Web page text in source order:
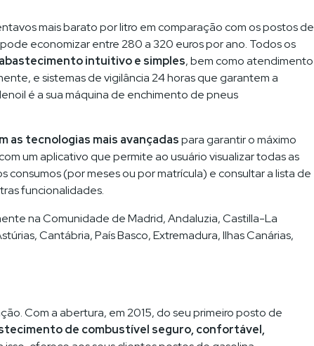
mais barato por litro em comparação com os postos de
economizar entre 280 a 320 euros por ano. Todos os
intuitivo e simples, bem como atendimento
e sistemas de vigilância 24 horas que garantem a
é a sua máquina de enchimento de pneus
as tecnologias mais avançadaspara garantir o máximo
um aplicativo que permite ao usuário visualizar todas as
consumos (por meses ou por matrícula) e consultar a lista de
funcionalidades.
na Comunidade de Madrid, Andaluzia, Castilla-La
Cantábria, País Basco, Extremadura, Ilhas Canárias,
Com a abertura, em 2015, do seu primeiro posto de
de combustível seguro, confortável,